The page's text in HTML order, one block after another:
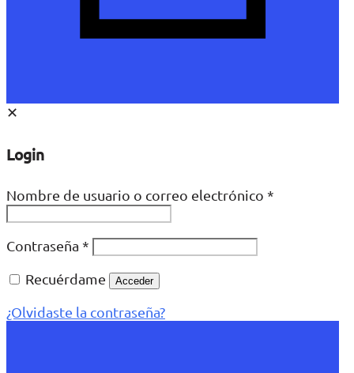
✕
Login
Nombre de usuario o correo electrónico *
Contraseña *
Recuérdame
Acceder
¿Olvidaste la contraseña?